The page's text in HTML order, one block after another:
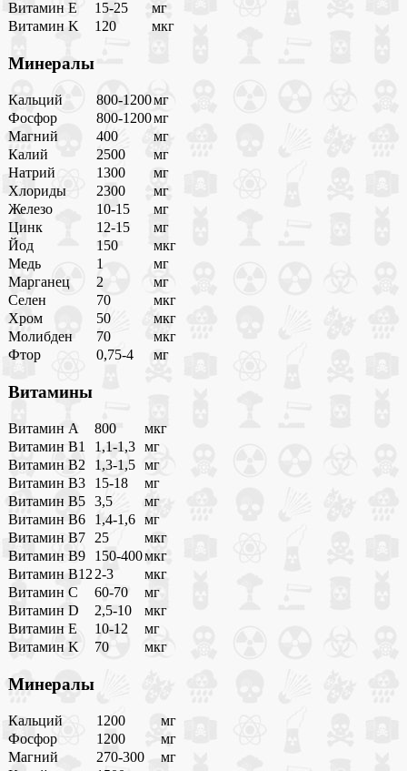
Витамин E
15-25
мг
Витамин K
120 мкг
Минералы
Кальций 800-1200мг
Фосфор
800-1200мг
Магний
400
мг
Калий
2500
мг
Натрий
1300
мг
Хлориды
2300
мг
Железо
10-15
мг
Цинк
12-15
мг
Йод
150
мкг
Медь
1
мг
Марганец
2
мг
Селен
70
мкг
Хром
50
мкг
Молибден
70
мкг
Фтор
0,75-4 мг
Витамины
Витамин A 800
мкг
Витамин B1
1,1-1,3 мг
Витамин B2
1,3-1,5 мг
Витамин B3
15-18
мг
Витамин B5 3,5
мг
Витамин B6
1,4-1,6 мг
Витамин B7 25
мкг
Витамин B9
150-400мкг
Витамин B122-3
мкг
Витамин C
60-70
мг
Витамин D
2,5-10
мкг
Витамин E
10-12
мг
Витамин K
70 мкг
Минералы
Кальций 1200
мг
Фосфор
1200
мг
Магний
270-300
мг